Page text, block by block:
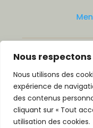
Nous
Nous utilisons des
expérience de
des contenus
cliquant sur « Tout
utilisation des cookies.
© Dre Caroline
All rights
Created by